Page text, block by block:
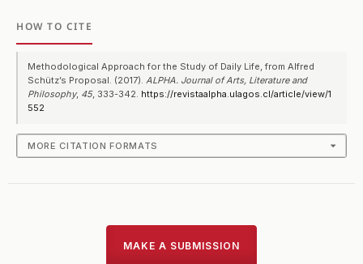
HOW TO CITE
Methodological Approach for the Study of Daily Life, from Alfred
Schütz’s Proposal. (2017).ALPHA. Journal of Arts, Literature and
Philosophy, 45, 333-342. https://revistaalpha.ulagos.cl/article/view/1
552
MORE CITATION FORMATS
MAKE A SUBMISSION